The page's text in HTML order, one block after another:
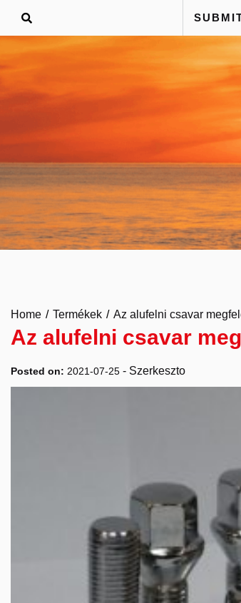
content
Home Termékek Az alufelni csavar
Az alufelni csavar
Posted on: 2021-07-25 - Szerkeszto